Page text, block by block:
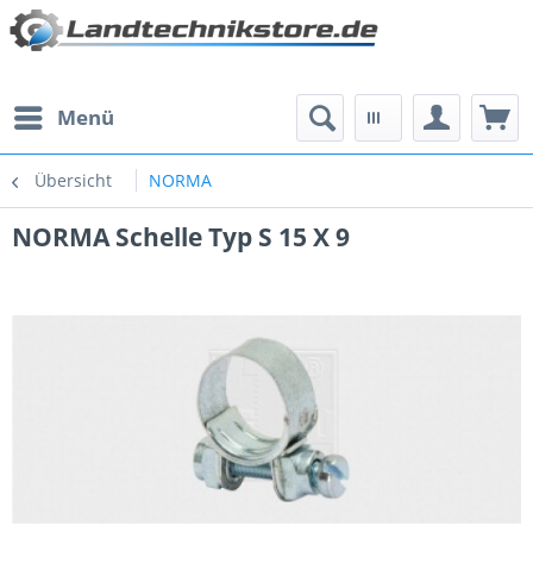
Menü
Übersicht NORMA
NORMA Schelle Typ S 15 X 9